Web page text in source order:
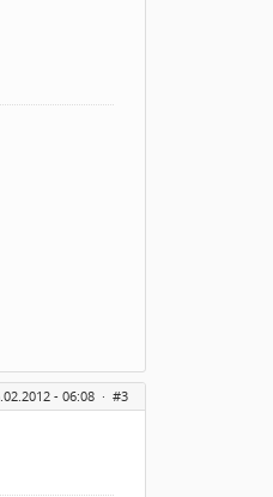
- 06:08 · #3